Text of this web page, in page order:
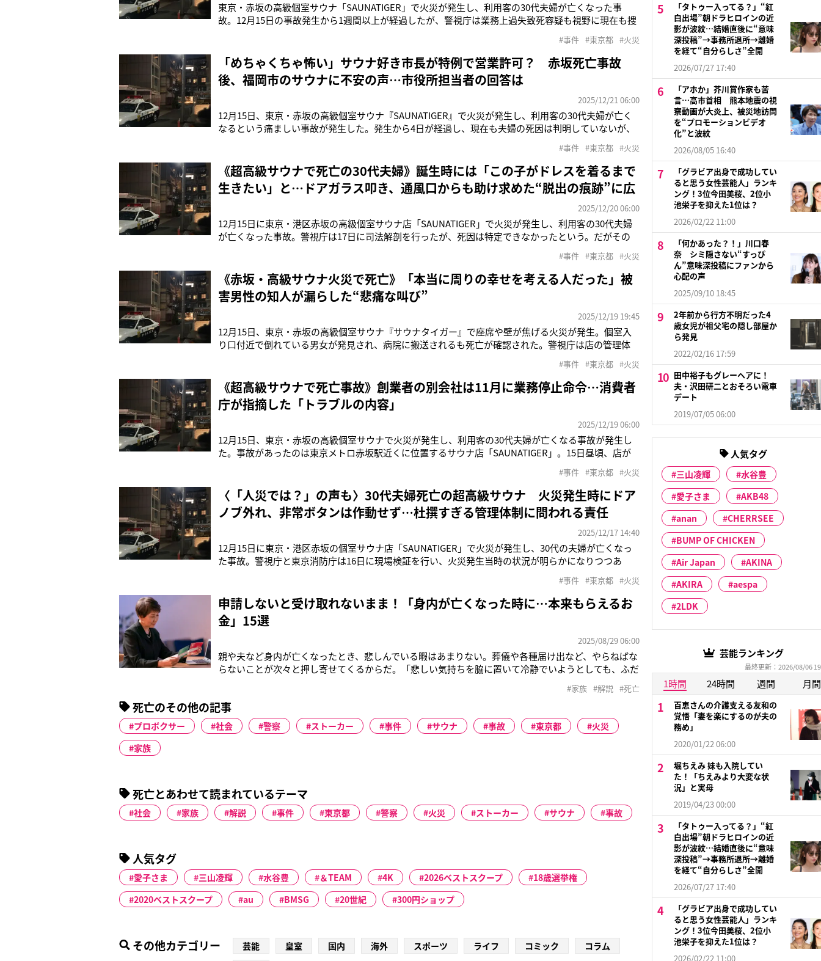
東京・赤坂の高級個室サウナ「SAUNATIGER」で火災が発生し、利用客の30代夫婦が亡くなった事
故。12月15日の事故発生から1週間以上が経過したが、警視庁は業務上過失致死容疑も視野に現在も捜
（37）。15日、サウナ店が入るビルの3階で「ベルが鳴っている」との119番通報を受け、消防隊員に
個室の入り口付近で倒れ
#事件 #東京都 #火災
「めちゃくちゃ怖い」サウナ好き市長が特例で営業許可？ 赤坂死亡事故
後、福岡市のサウナに不安の声…市役所担当者の回答は
2025/12/21 06:00
12月15日、東京・赤坂の高級個室サウナ『SAUNATIGER』で火災が発生し、利用客の30代夫婦が亡く
なるという痛ましい事故が発生した。発生から4日が経過し、現在も夫婦の死因は判明していないが、
側ともに外れて床に落ちて、夫婦が閉じ込められていた可能性があるようです。また個室内の非常ボタ
ンが押された形跡があ
#事件 #東京都 #火災
《超高級サウナで死亡の30代夫婦》誕生時には「この子がドレスを着るまで
生きたい」と…ドアガラス叩き、通風口からも助け求めた“脱出の痕跡”に広
2025/12/20 06:00
12月15日に東京・港区赤坂の高級個室サウナ店「SAUNATIGER」で火災が発生し、利用客の30代夫婦
が亡くなった事故。警視庁は17日に司法解剖を行ったが、死因は特定できなかったという。だがその
（36）と妻でネイリストの松田陽子さん（37）。15日の正午すぎ、サウナ店が入るビルの3階部分で
『非常ベルが鳴っ
#事件 #東京都 #火災
《赤坂・高級サウナ火災で死亡》「本当に周りの幸せを考える人だった」被
害男性の知人が漏らした“悲痛な叫び”
2025/12/19 19:45
12月15日、東京・赤坂の高級個室サウナ『サウナタイガー』で座席や壁が焦げる火災が発生。個室入
り口付近で倒れている男女が発見され、病院に搬送されるも死亡が確認された。警視庁は店の管理体
外れていたことが明らかとなっている。この事故で亡くなったのは、美容室を経営する松田政也さん
（36）と妻の陽子さん（37）。政
#事件 #東京都 #火災
《超高級サウナで死亡事故》創業者の別会社は11月に業務停止命令…消費者
庁が指摘した「トラブルの内容」
2025/12/19 06:00
12月15日、東京・赤坂の高級個室サウナで火災が発生し、利用客の30代夫婦が亡くなる事故が発生し
た。事故があったのは東京メトロ赤坂駅近くに位置するサウナ店「SAUNATIGER」。15日昼頃、店が
見されたが、搬送先の病院で死亡が確認された。亡くなったのは、美容室を経営する松田政也さん
（36）と妻でネイリス
#事件 #東京都 #火災
〈「人災では？」の声も〉30代夫婦死亡の超高級サウナ 火災発生時にドア
ノブ外れ、非常ボタンは作動せず…杜撰すぎる管理体制に問われる責任
2025/12/17 14:40
12月15日に東京・港区赤坂の個室サウナ店「SAUNATIGER」で火災が発生し、30代の夫婦が亡くなっ
た事故。警視庁と東京消防庁は16日に現場検証を行い、火災発生当時の状況が明らかになりつつあ
と119番通報があったとのこと。消防が駆けつけたところ、個室の入り口付近で30代の男女2人が倒れ
ているのを発見。
#事件 #東京都 #火災
申請しないと受け取れないまま！「身内が亡くなった時に…本来もらえるお
金」15選
2025/08/29 06:00
親や夫など身内が亡くなったとき、悲しんでいる暇はあまりない。葬儀や各種届け出など、やらねばな
らないことが次々と押し寄せてくるからだ。「悲しい気持ちを脇に置いて冷静でいようとしても、ふだ
ものです」そう話すのは1万5千件以上の相続相談に対応した相続実務士で、『身内が亡くなった後の
手続きがすべてわかる本 2026
#家族 #解説 #死亡
死亡のその他の記事
プロボクサー 社会 警察 ストーカー 事件 サウナ 事故 東京都
火災
家族
死亡とあわせて読まれているテーマ
社会 家族 解説 事件 東京都 警察 火災 ストーカー サウナ 事故
人気タグ
愛子さま 三山凌輝 水谷豊 ＆TEAM 4K 2026ベストスクープ
18歳選挙権
2020ベストスクープ
au BMSG 20世紀 300円ショップ
その他カテゴリー 芸能 皇室 国内 海外 スポーツ ライフ コミック
コラム
「タトゥー入ってる？」“紅
白出場”朝ドラヒロインの近
影が波紋…結婚直後に“意味
深投稿”→事務所退所→離婚
を経て“自分らしさ”全開
2026/07/27 17:40
「アホか」芥川賞作家も苦
言…高市首相 熊本地震の視
察動画が大炎上、被災地訪問
を“プロモーションビデオ
化”と波紋
2026/08/05 16:40
「グラビア出身で成功してい
ると思う女性芸能人」ランキ
ング！3位今田美桜、2位小
池栄子を抑えた1位は？
2026/02/22 11:00
「何かあった？！」川口春
奈 シミ隠さない“すっぴ
ん”意味深投稿にファンから
心配の声
2025/09/10 18:45
2年前から行方不明だった4
歳女児が祖父宅の隠し部屋か
ら発見
2022/02/16 17:59
田中裕子もグレーヘアに！
夫・沢田研二とおそろい電車
デート
2019/07/05 06:00
人気タグ
三山凌輝
水谷豊
愛子さま
AKB48
anan
CHERRSEE
BUMP OF CHICKEN
Air Japan
AKINA
AKIRA
aespa
2LDK
芸能ランキング
最終更新：2026/08/06
1時間 24時間 週間 月間
百恵さんの介護支える友和の
覚悟「妻を楽にするのが夫の
務め」
2020/01/22 06:00
堀ちえみ 妹も入院してい
た！「ちえみより大変な状
況」と実母
2019/04/23 00:00
「タトゥー入ってる？」“紅
白出場”朝ドラヒロインの近
影が波紋…結婚直後に“意味
深投稿”→事務所退所→離婚
を経て“自分らしさ”全開
2026/07/27 17:40
「グラビア出身で成功してい
ると思う女性芸能人」ランキ
ング！3位今田美桜、2位小
池栄子を抑えた1位は？
2026/02/22 11:00